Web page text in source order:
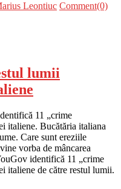
Leontiuc Comment(0)
lumii
11 „crime
italiene. Bucătăria italiana
Care sunt ereziile
vorba de mâncarea
identifică 11 „crime
italiene de către restul lumii.